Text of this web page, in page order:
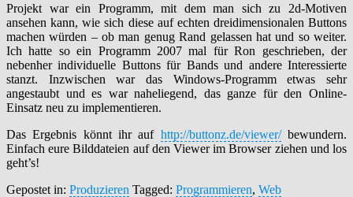
Projekt war ein Programm, mit dem man sich zu 2d-Motiven
ansehen kann, wie sich diese auf echten dreidimensionalen Buttons
machen würden – ob man genug Rand gelassen hat und so weiter.
Ich hatte so ein Programm 2007 mal für Ron geschrieben, der
nebenher individuelle Buttons für Bands und andere Interessierte
stanzt. Inzwischen war das Windows-Programm etwas sehr
angestaubt und es war naheliegend, das ganze für den Online-
Einsatz neu zu implementieren.
Das Ergebnis könnt ihr auf http://buttonz.de/viewer/bewundern.
Einfach eure Bilddateien auf den Viewer im Browser ziehen und los
geht’s!
Gepostet in: Produzieren Tagged: Programmieren, Web